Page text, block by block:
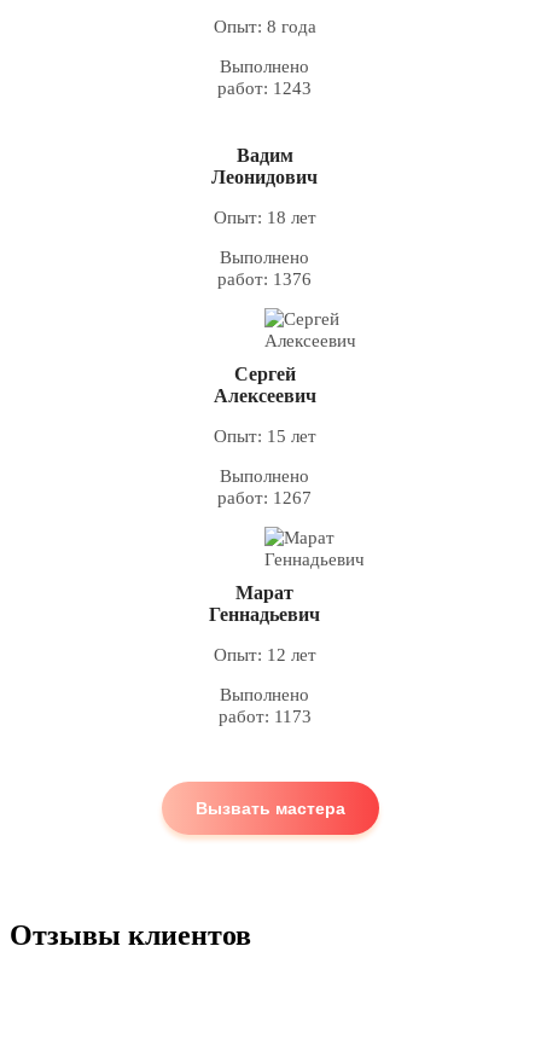
Опыт: 8 года
Выполнено
работ: 1243
Вадим
Леонидович
Опыт: 18 лет
Выполнено
работ: 1376
Сергей
Алексеевич
Опыт: 15 лет
Выполнено
работ: 1267
Марат
Геннадьевич
Опыт: 12 лет
Выполнено
работ: 1173
Вызвать мастера
Отзывы клиентов